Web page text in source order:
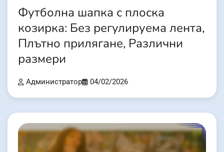
Футболна шапка с плоска
козирка: Без регулируема лента,
Плътно прилягане, Различни
размери
Администратор 04/02/2026